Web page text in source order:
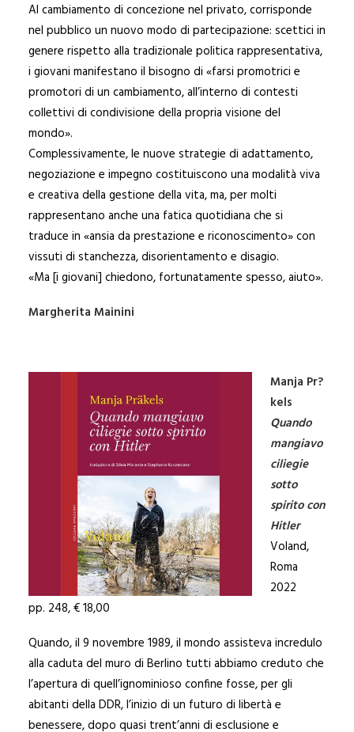
Al cambiamento di concezione nel privato, corrisponde
nel pubblico un nuovo modo di partecipazione: scettici in
genere rispetto alla tradizionale politica rappresentativa,
i giovani manifestano il bisogno di «farsi promotrici e
promotori di un cambiamento, all’interno di contesti
collettivi di condivisione della propria visione del
mondo».
Complessivamente, le nuove strategie di adattamento,
negoziazione e impegno costituiscono una modalità viva
e creativa della gestione della vita, ma, per molti
rappresentano anche una fatica quotidiana che si
traduce in «ansia da prestazione e riconoscimento» con
vissuti di stanchezza, disorientamento e disagio.
«Ma [i giovani] chiedono, fortunatamente spesso, aiuto».
Margherita Mainini
Manja Pr?
kels
Quando
mangiavo
ciliegie
sotto
spirito con
Hitler
Voland,
Roma
2022
pp. 248, € 18,00
Quando, il 9 novembre 1989, il mondo assisteva incredulo
alla caduta del muro di Berlino tutti abbiamo creduto che
l’apertura di quell’ignominioso confine fosse, per gli
abitanti della DDR, l’inizio di un futuro di libertà e
benessere, dopo quasi trent’anni di esclusione e